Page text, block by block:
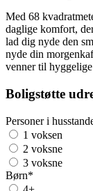
Med 68
daglige komfort,
lad dig nyde den
nyde din
venner til
Boligstøtte
Personer i
1 voksen
2 voksne
3 voksne
Børn*